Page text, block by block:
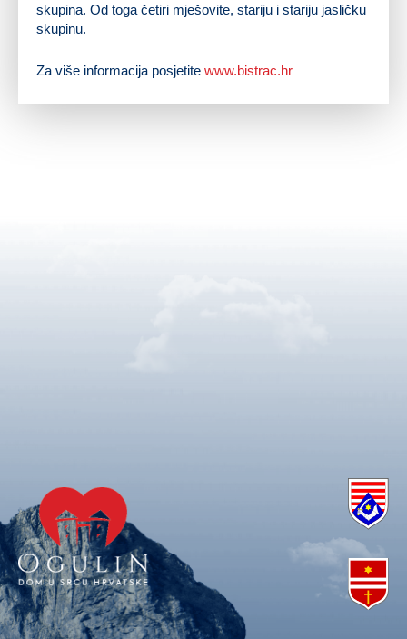
skupina. Od toga četiri mješovite, stariju i stariju jasličku
skupinu.
Za više informacija posjetite www.bistrac.hr